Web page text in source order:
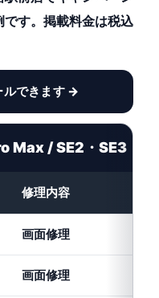
す。掲載料金は税込
できます →
Max / SE2・SE3
修理内容
画面修理
画面修理